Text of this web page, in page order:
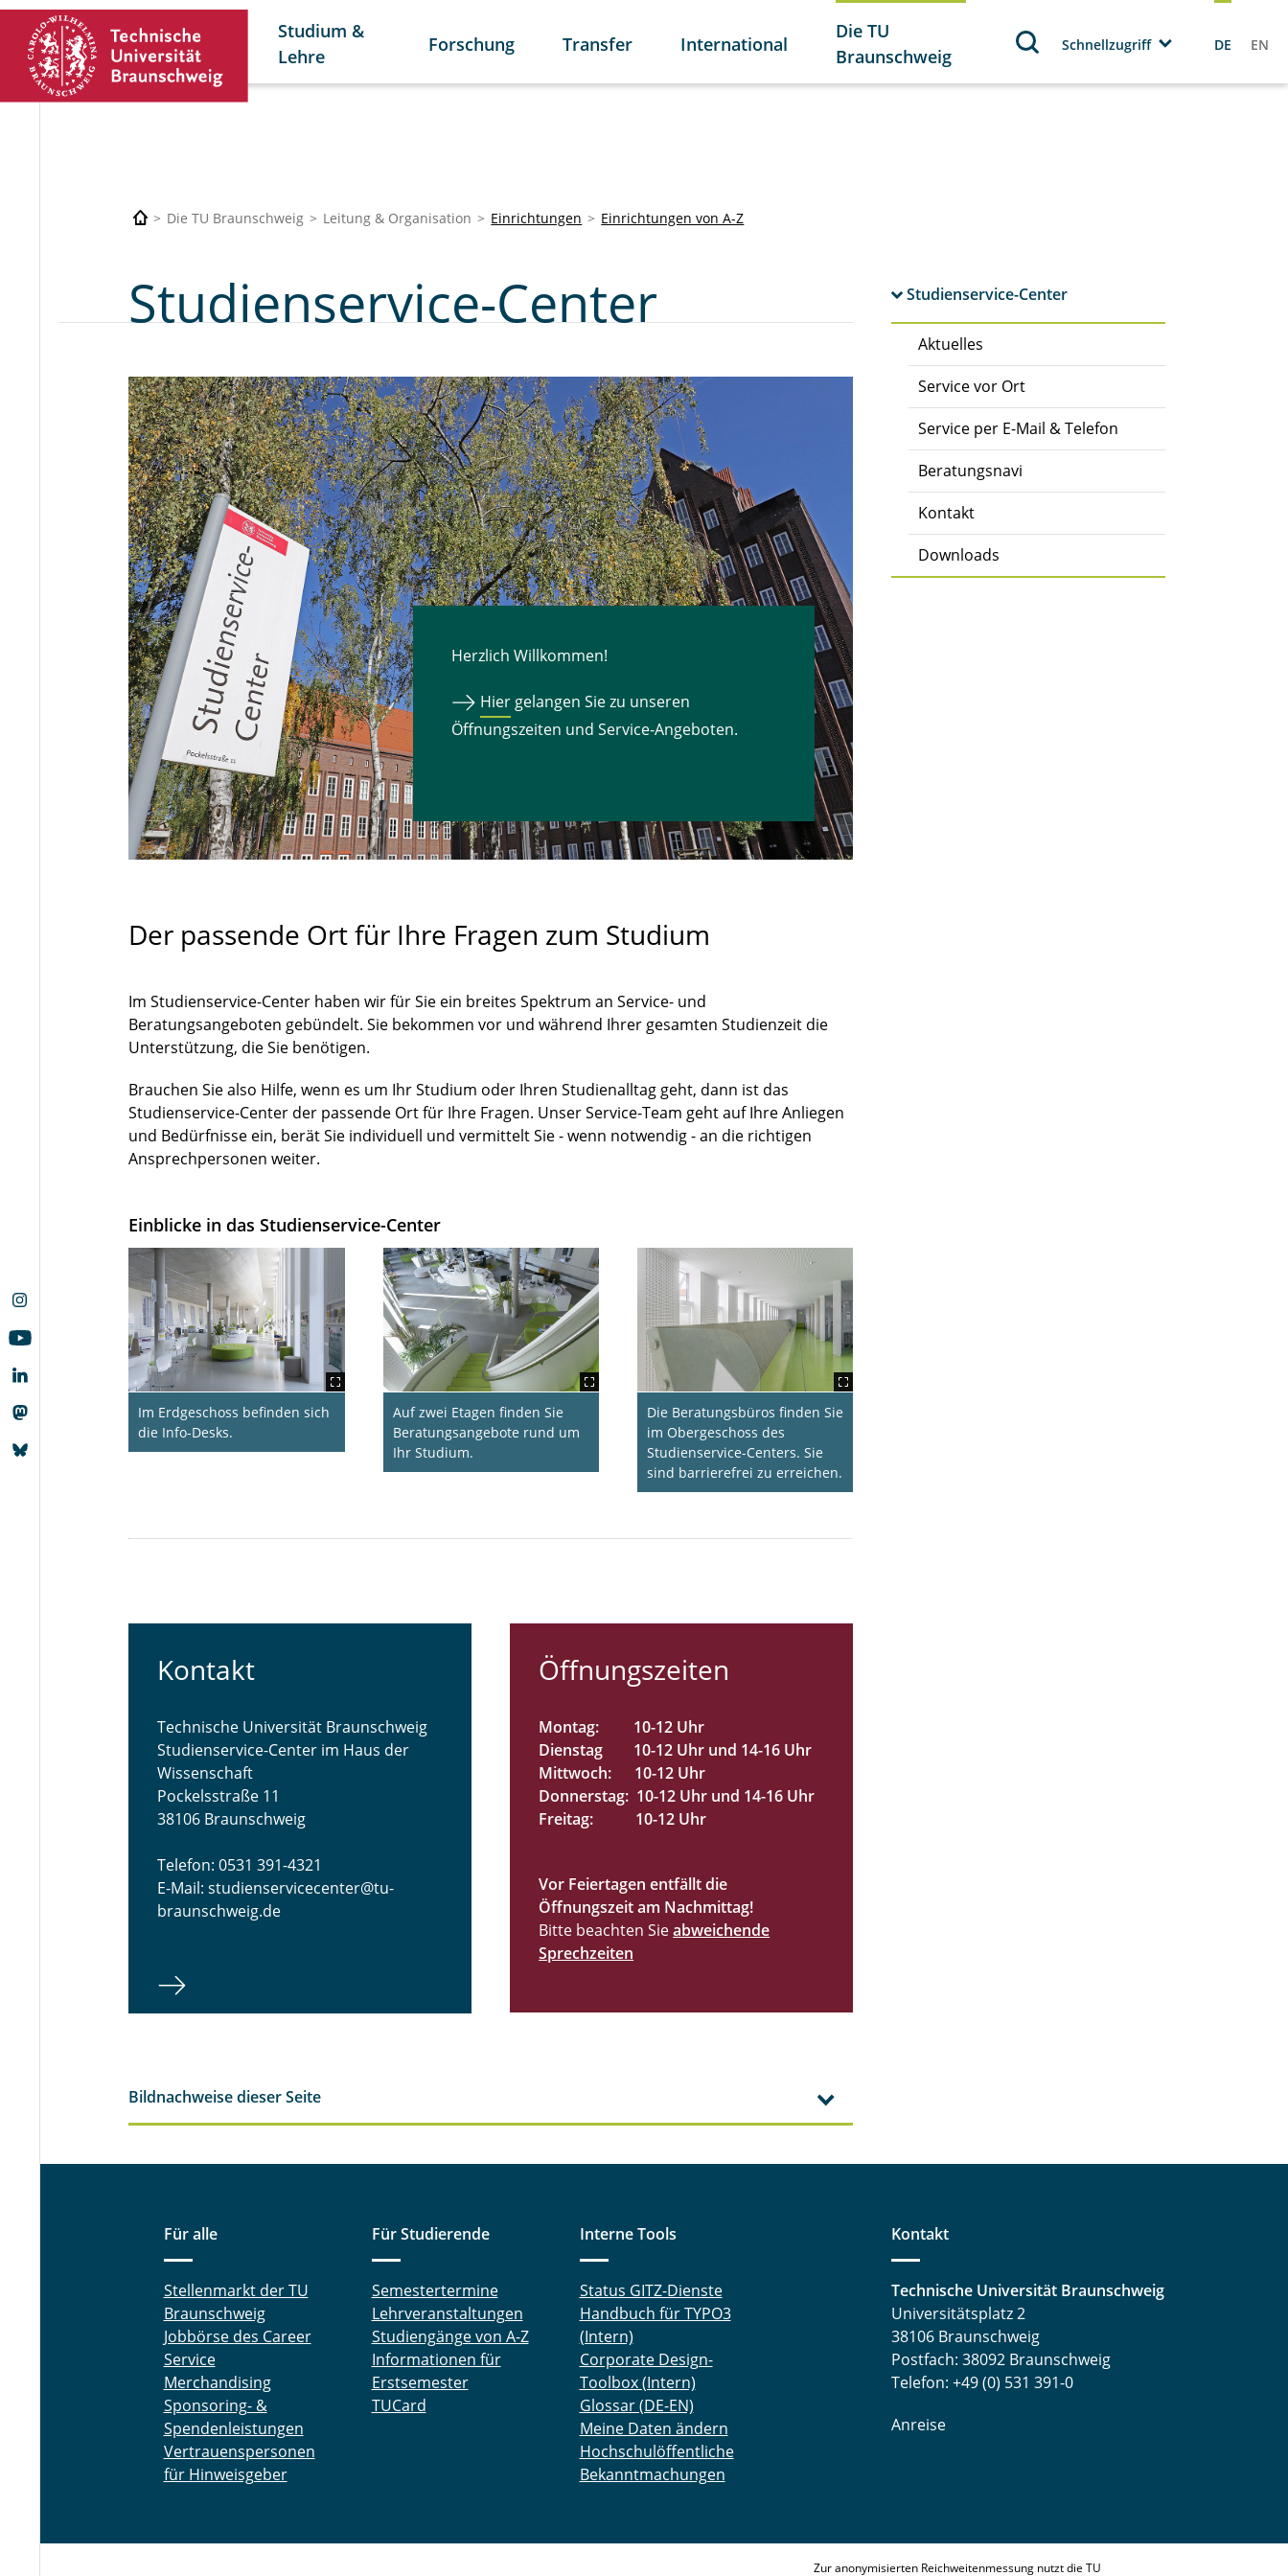
Studium &
Lehre
Forschung Transfer International
Die TU
Braunschweig
Schnellzugriff DE EN
Die TU Braunschweig Leitung & Organisation Einrichtungen Einrichtungen von A-Z
Studienservice-Center
Aktuelles
Service vor Ort
Service per E-Mail & Telefon
Beratungsnavi
Kontakt
Downloads
Studienservice-Center
Herzlich Willkommen!
Hier gelangen Sie zu unseren
Öffnungszeiten und Service-Angeboten.
Der passende Ort für Ihre Fragen zum Studium
Im Studienservice-Center haben wir für Sie ein breites Spektrum an Service- und
Beratungsangeboten gebündelt. Sie bekommen vor und während Ihrer gesamten Studienzeit die
Unterstützung, die Sie benötigen.
Brauchen Sie also Hilfe, wenn es um Ihr Studium oder Ihren Studienalltag geht, dann ist das
Studienservice-Center der passende Ort für Ihre Fragen. Unser Service-Team geht auf Ihre Anliegen
und Bedürfnisse ein, berät Sie individuell und vermittelt Sie - wenn notwendig - an die richtigen
Ansprechpersonen weiter.
Einblicke in das Studienservice-Center
Im Erdgeschoss befinden sich
die Info-Desks.
Auf zwei Etagen finden Sie
Beratungsangebote rund um
Ihr Studium.
Die Beratungsbüros finden Sie
im Obergeschoss des
Studienservice-Centers. Sie
sind barrierefrei zu erreichen.
Kontakt
Technische Universität Braunschweig
Studienservice-Center im Haus der
Wissenschaft
Pockelsstraße 11
38106 Braunschweig
Telefon: 0531 391-4321
E-Mail: studienservicecenter@tu-
braunschweig.de
Öffnungszeiten
Montag: 10-12 Uhr
Dienstag 10-12 Uhr und 14-16 Uhr
Mittwoch: 10-12 Uhr
Donnerstag: 10-12 Uhr und 14-16 Uhr
Freitag: 10-12 Uhr
Vor Feiertagen entfällt die
Öffnungszeit am Nachmittag!
Bitte beachten Sieabweichende
Sprechzeiten
Bildnachweise dieser Seite
Für alle
Stellenmarkt der TU
Braunschweig
Jobbörse des Career
Service
Merchandising
Sponsoring- &
Spendenleistungen
Vertrauenspersonen
für Hinweisgeber
Für Studierende
Semestertermine
Lehrveranstaltungen
Studiengänge von A-Z
Informationen für
Erstsemester
TUCard
Interne Tools
Status GITZ-Dienste
Handbuch für TYPO3
(Intern)
Corporate Design-
Toolbox (Intern)
Glossar (DE-EN)
Meine Daten ändern
Hochschulöffentliche
Bekanntmachungen
Kontakt
Technische Universität Braunschweig
Universitätsplatz 2
38106 Braunschweig
Postfach: 38092 Braunschweig
Telefon: +49 (0) 531 391-0
Anreise
Zur anonymisierten Reichweitenmessung nutzt die TU